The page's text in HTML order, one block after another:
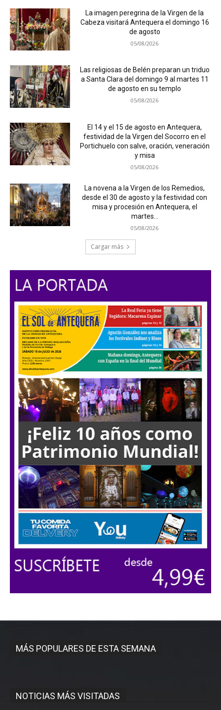
La imagen peregrina de la Virgen de la
Cabeza visitará Antequera el domingo 16
de agosto
05/08/2026
Las religiosas de Belén preparan un triduo
a Santa Clara del domingo 9 al martes 11
de agosto en su templo
05/08/2026
El 14 y el 15 de agosto en Antequera,
festividad de la Virgen del Socorro en el
Portichuelo con salve, oración, veneración
y misa
05/08/2026
La novena a la Virgen de los Remedios,
desde el 30 de agosto y la festividad con
misa y procesión en Antequera, el
martes...
05/08/2026
Cargar más
MÁS POPULARES DE ESTA SEMANA
NOTICIAS MÁS VISITADAS